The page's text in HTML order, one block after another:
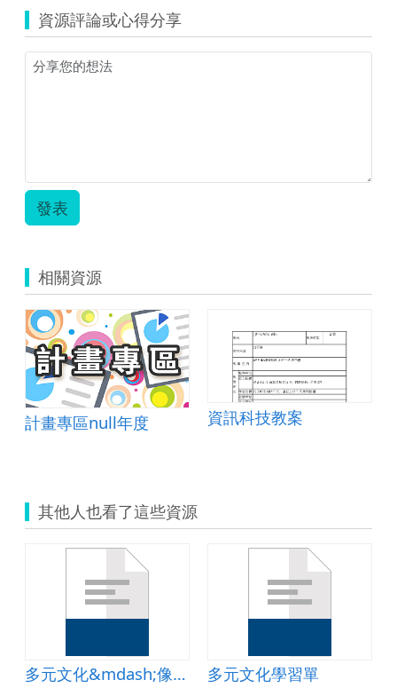
資源評論或心得分享
發表
相關資源
計畫專區null年度 資訊科技教案
其他人也看了這些資源
多元文化&mdash;像我一樣的小朋友 多元文化學習單